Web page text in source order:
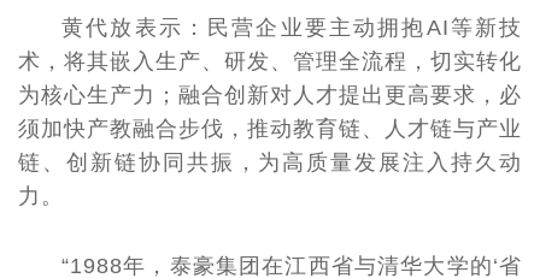
黄代放表示：民营企业要主动拥抱AI等新技
术，将其嵌入生产、研发、管理全流程，切实转化
为核心生产力；融合创新对人才提出更高要求，必
须加快产教融合步伐，推动教育链、人才链与产业
链、创新链协同共振，为高质量发展注入持久动
力。
“1988年，泰豪集团在江西省与清华大学的‘省